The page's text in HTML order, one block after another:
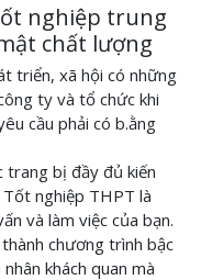
nghiệp trung
chất lượng
triển, xã hội có những
ty và tổ chức khi
cầu phải có b.ằng
trang bị đầy đủ kiến
nghiệp THPT là
và làm việc của bạn.
chương trình bậc
khách quan mà